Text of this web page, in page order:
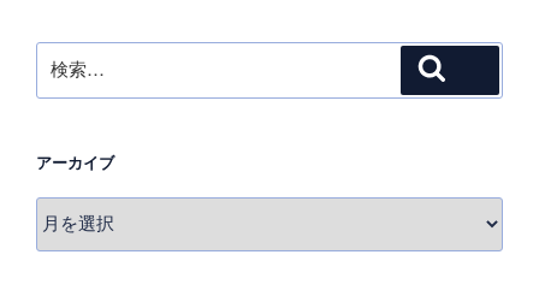
索:
アーカイブ
ー